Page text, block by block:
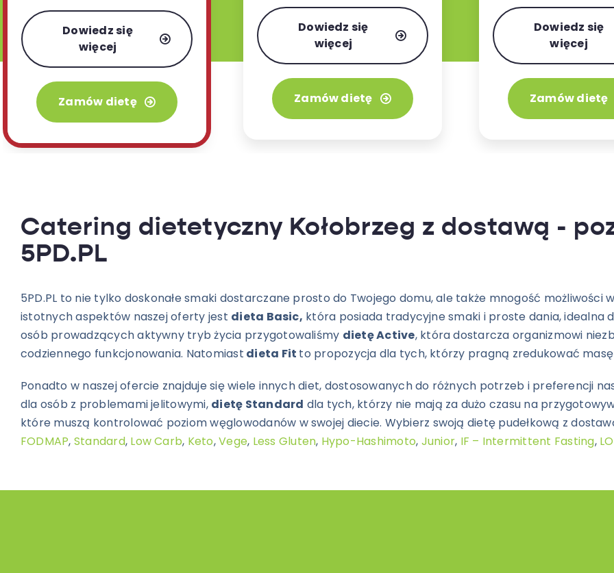
uwielbiany wariant w naszej
ofercie.Dowiedz się
więcej
Zamów dietę
orientalnej w wariancie 3 lub 4
posiłków.Dowiedz się
więcej
Zamów dietę
Dowiedz się
więcej
Zamów dietę
Catering dietetyczny Kołobrzeg z dostawą -
5PD.PL
5PD.PL to nie tylko doskonałe smaki dostarczane prosto do Twojego domu, ale także mnogość możliwości
istotnych aspektów naszej oferty jest dieta Basic, która posiada tradycyjne smaki i proste dania, idealna
osób prowadzących aktywny tryb życia przygotowaliśmy dietę Active, która dostarcza organizmowi
codziennego funkcjonowania. Natomiast dieta Fit to propozycja dla tych, którzy pragną zredukować masę
Ponadto w naszej ofercie znajduje się wiele innych diet, dostosowanych do różnych potrzeb i preferencji
dla osób z problemami jelitowymi, dietę Standard dla tych, którzy nie mają za dużo czasu na
które muszą kontrolować poziom węglowodanów w swojej diecie. Wybierz swoją dietę pudełkową z
FODMAP, Standard, Low Carb, Keto,Vege, Less Gluten, Hypo-Hashimoto, Junior, IF – Intermittent Fasting,